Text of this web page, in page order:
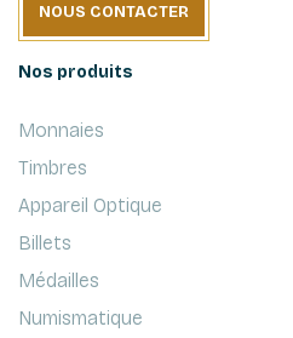
NOUS CONTACTER
Nos produits
Monnaies
Timbres
Appareil Optique
Billets
Médailles
Numismatique